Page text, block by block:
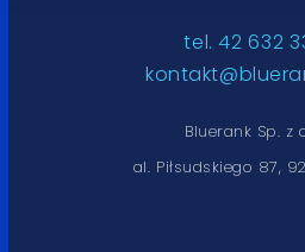
tel. 42 632
Bluerank Sp. z
al. Piłsudskiego 87,